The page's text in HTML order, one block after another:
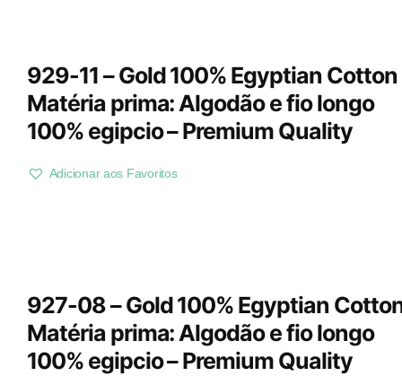
929-11 – Gold 100% Egyptian Cotton
Matéria prima: Algodão e fio longo
100% egipcio – Premium Quality
Adicionar aos Favoritos
927-08 – Gold 100% Egyptian
Matéria prima: Algodão e fio longo
100% egipcio – Premium Quality